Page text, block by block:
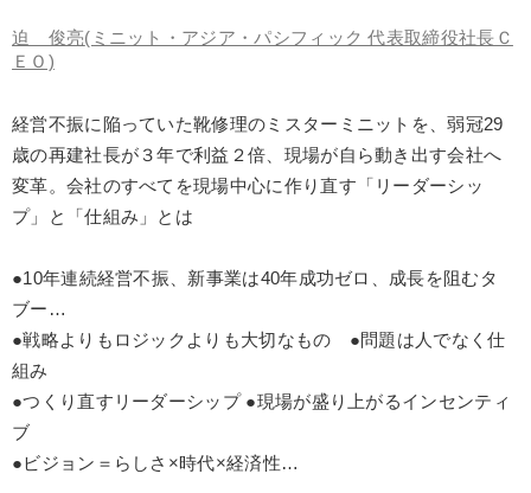
オーナー社長の「現場力の経営」＋現場の「儲ける力」をさらに
業種
製造業 卸売・小売・飲食業
IT・サービス・金融業 コンサルタント 専門家
キーワード
ビジネスモデル 不動産 金利 リピート 後継者
プレゼン
迫 俊亮(ミニット・アジア・パシフィック 代表取締役社長Ｃ
ＥＯ)
経営不振に陥っていた靴修理のミスターミニットを、弱冠29
歳の再建社長が３年で利益２倍、現場が自ら動き出す会社へ
変革。会社のすべてを現場中心に作り直す「リーダーシッ
プ」と「仕組み」とは
●10年連続経営不振、新事業は40年成功ゼロ、成長を阻むタ
ブー…
●戦略よりもロジックよりも大切なもの ●問題は人でなく仕
組み
●つくり直すリーダーシップ ●現場が盛り上がるインセンティ
ブ
●ビジョン＝らしさ×時代×経済性…